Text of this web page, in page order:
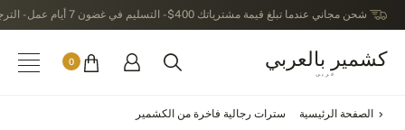
شحن مجاني عندما تبلغ قيمة مشترياتك 400$ - التسليم في غضون 7 أيام عمل - الترجيع في خلال 14 يوماً بعد الاستلام
كشمير بالعربي
عربى
0
الصفحة الرئيسية سترات رجالية فاخرة من الكشمير